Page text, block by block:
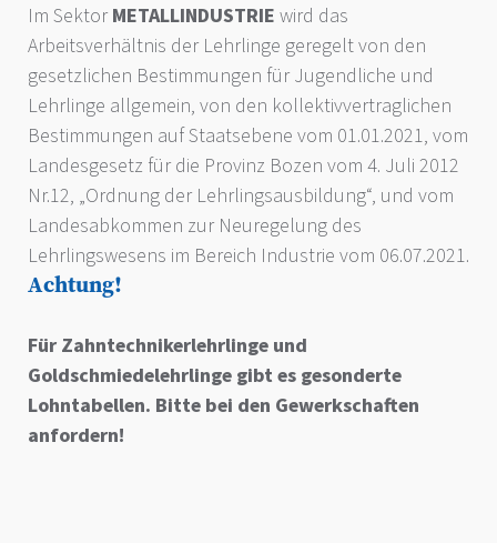
Im Sektor METALLINDUSTRIE wird das
Arbeitsverhältnis der Lehrlinge geregelt von den
gesetzlichen Bestimmungen für Jugendliche und
Lehrlinge allgemein, von den kollektivvertraglichen
Bestimmungen auf Staatsebene vom 01.01.2021, vom
Landesgesetz für die Provinz Bozen vom 4. Juli 2012
Nr.12, „Ordnung der Lehrlingsausbildung“, und vom
Landesabkommen zur Neuregelung des
Lehrlingswesens im Bereich Industrie vom 06.07.2021.
Achtung!
Für Zahntechnikerlehrlinge und
Goldschmiedelehrlinge gibt es gesonderte
Lohntabellen. Bitte bei den Gewerkschaften
anfordern!